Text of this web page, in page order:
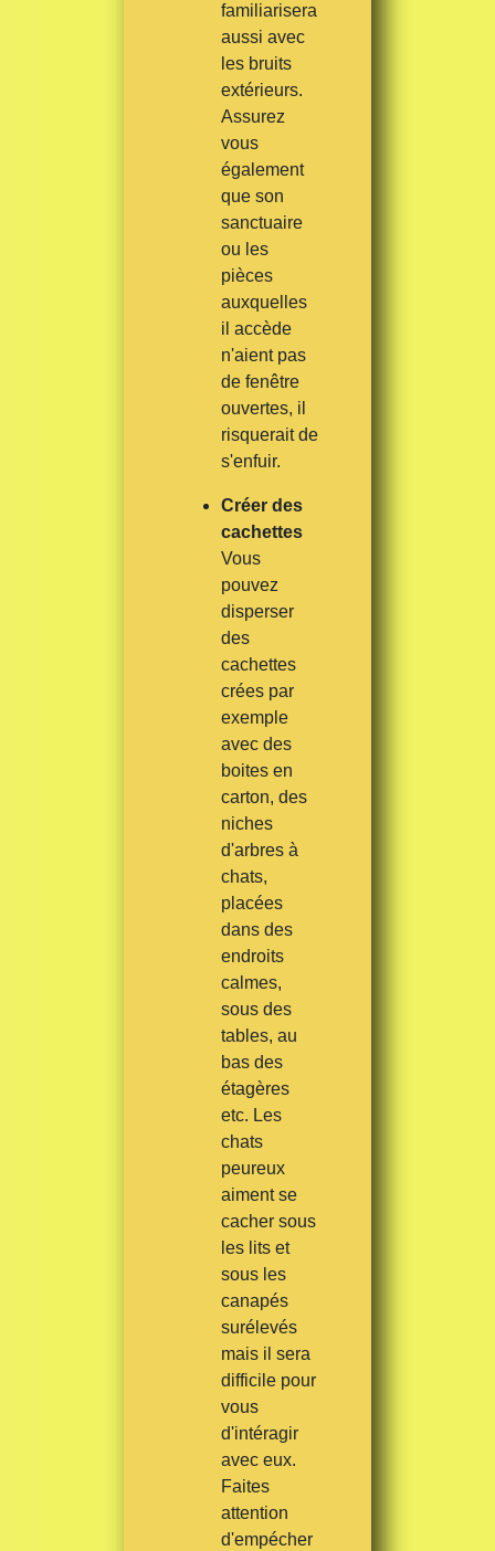
familiarisera
aussi avec
les bruits
extérieurs.
Assurez
vous
également
que son
sanctuaire
ou les
pièces
auxquelles
il accède
n'aient pas
de fenêtre
ouvertes, il
risquerait de
s'enfuir.
Créer des
cachettes
Vous
pouvez
disperser
des
cachettes
crées par
exemple
avec des
boites en
carton, des
niches
d'arbres à
chats,
placées
dans des
endroits
calmes,
sous des
tables, au
bas des
étagères
etc. Les
chats
peureux
aiment se
cacher sous
les lits et
sous les
canapés
surélevés
mais il sera
difficile pour
vous
d'intéragir
avec eux.
Faites
attention
d'empécher